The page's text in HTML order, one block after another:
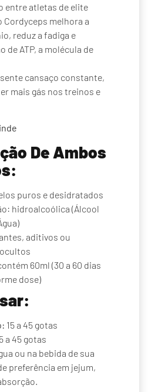
entre atletas de elite
Cordyceps melhora a
reduz a fadiga e
de ATP, a molécula de
cansaço constante,
mais gás nos treinos e
De Ambos
puros e desidratados
hidroalcoólica (Álcool
aditivos ou
60ml (30 a 60 dias
dose)
15 a 45 gotas
a 45 gotas
ou na bebida de sua
preferência em jejum,